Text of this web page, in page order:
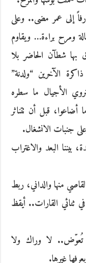
إلى عمر مضى.. وعلى
ومرح براءة… ويقاوم
بها شطآن الحاضر بلا
الآخرين “ولدنة”
الأجيال ما سطره
أضاعوا، قبل أن تتناثر
جنبات الانشغال.
بيننا البعد والاغتراب
منها والداني، ربط
ثنائي القارات.. أيقظ
لا وراك ولا
غيرها.